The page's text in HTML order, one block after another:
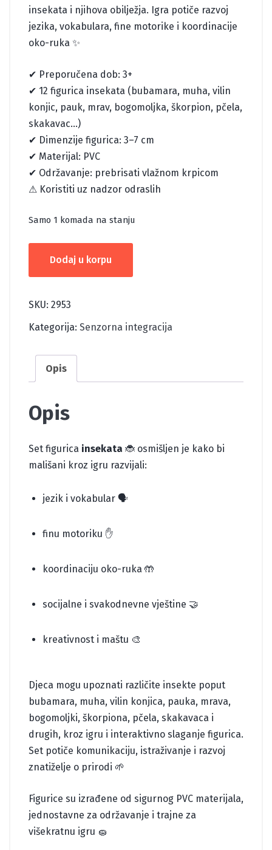
insekata i njihova obilježja. Igra potiče razvoj
jezika, vokabulara, fine motorike i koordinacije
oko-ruka ✨
✔ Preporučena dob: 3+
✔ 12 figurica insekata (bubamara, muha, vilin
konjic, pauk, mrav, bogomoljka, škorpion, pčela,
skakavac…)
✔ Dimenzije figurica: 3–7 cm
✔ Materijal: PVC
✔ Održavanje: prebrisati vlažnom krpicom
⚠ Koristiti uz nadzor odraslih
Samo 1 komada na stanju
količina
Dodaj u korpu
SKU: 2953
Kategorija: Senzorna integracija
Opis
Opis
Set figurica insekata 🐞 osmišljen je kako bi
mališani kroz igru razvijali:
jezik i vokabular 🗣️
finu motoriku ✋
koordinaciju oko-ruka 🤲
socijalne i svakodnevne vještine 🤝
kreativnost i maštu 🎨
Djeca mogu upoznati različite insekte poput
bubamara, muha, vilin konjica, pauka, mrava,
bogomoljki, škorpiona, pčela, skakavaca i
drugih, kroz igru i interaktivno slaganje figurica.
Set potiče komunikaciju, istraživanje i razvoj
znatiželje o prirodi 🌱
Figurice su izrađene od sigurnog PVC materijala,
jednostavne za održavanje i trajne za
višekratnu igru 🧽